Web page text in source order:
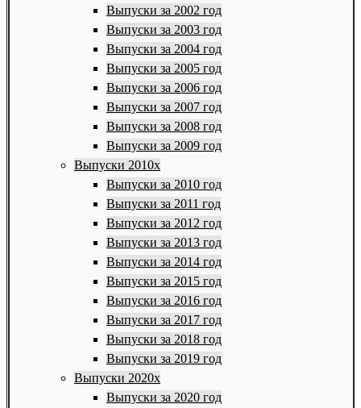
Выпуски за 2002 год
Выпуски за 2003 год
Выпуски за 2004 год
Выпуски за 2005 год
Выпуски за 2006 год
Выпуски за 2007 год
Выпуски за 2008 год
Выпуски за 2009 год
Выпуски 2010х
Выпуски за 2010 год
Выпуски за 2011 год
Выпуски за 2012 год
Выпуски за 2013 год
Выпуски за 2014 год
Выпуски за 2015 год
Выпуски за 2016 год
Выпуски за 2017 год
Выпуски за 2018 год
Выпуски за 2019 год
Выпуски 2020х
Выпуски за 2020 год